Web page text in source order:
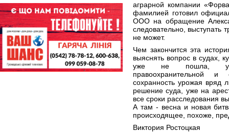
аграрной компании
фамилией готовил
ООО на обращение
следовательно, выступать
не может.
Чем закончится эта
выяснять вопрос в судах,
уже не пошла,
правоохранительной
сохранность урожая вряд
решение суда, уже на
все сроки расследования
А там - весна и новая
происходящее, похоже,
Виктория Ростоцкая